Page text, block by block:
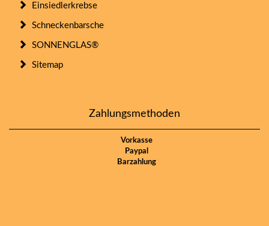
Einsiedlerkrebse
Schneckenbarsche
SONNENGLAS®
Sitemap
Zahlungsmethoden
Vorkasse
Paypal
Barzahlung